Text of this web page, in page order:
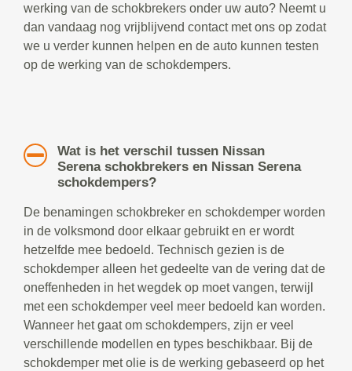
werking van de schokbrekers onder uw auto? Neemt u
dan vandaag nog vrijblijvend contact met ons op zodat
we u verder kunnen helpen en de auto kunnen testen
op de werking van de schokdempers.
Wat is het verschil tussen Nissan
Serena schokbrekers en Nissan Serena
schokdempers?
De benamingen schokbreker en schokdemper worden
in de volksmond door elkaar gebruikt en er wordt
hetzelfde mee bedoeld. Technisch gezien is de
schokdemper alleen het gedeelte van de vering dat de
oneffenheden in het wegdek op moet vangen, terwijl
met een schokdemper veel meer bedoeld kan worden.
Wanneer het gaat om schokdempers, zijn er veel
verschillende modellen en types beschikbaar. Bij de
schokdemper met olie is de werking gebaseerd op het